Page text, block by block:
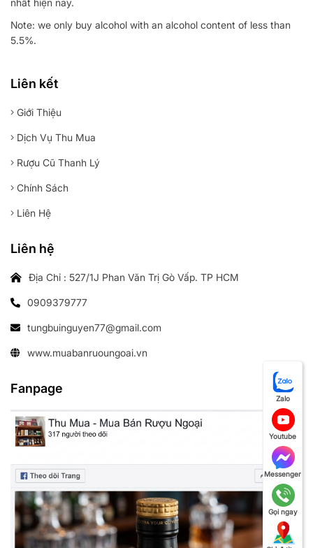
nhất hiện nay.
Note: we only buy alcohol with an alcohol content of less than
5.5%.
Liên kết
Giới Thiệu
Dịch Vụ Thu Mua
Rượu Cũ Thanh Lý
Chính Sách
Liên Hệ
Liên hệ
Địa Chỉ : 527/1J Phan Văn Trị Gò Vấp. TP HCM
0909379777
tungbuinguyen77@gmail.com
www.muabanruoungoai.vn
Fanpage
Zalo
Youtube
Messenger
Gọi ngay